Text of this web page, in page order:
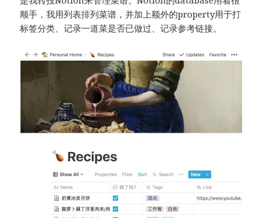
顺手，我用列表排列菜谱，并加上额外的property用于打
标签分类、记录一道菜是否已做过、记录参考链接。